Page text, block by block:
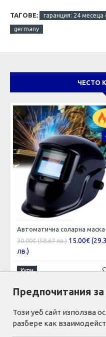
ТАГОВЕ: гаранция: 24 месеца
germany
ЧЕСТО
30.00€ (58.67 лв.) 15.00€
лв.)
Купи
ИНФОРМАЦИЯ
Предпочитания
Този уеб сайт използва
разбере как